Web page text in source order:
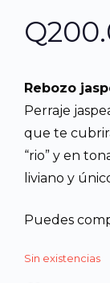
Q
Rebozo
Perraje
que te
“rio” y en
liviano y
Puedes
Sin existencias